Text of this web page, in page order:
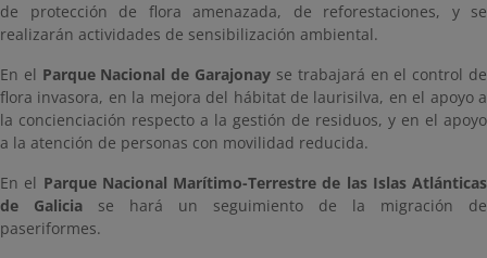
de protección de flora amenazada, de reforestaciones, y se
realizarán actividades de sensibilización ambiental.
En el Parque Nacional de Garajonay se trabajará en el control de
flora invasora, en la mejora del hábitat de laurisilva, en el apoyo a
la concienciación respecto a la gestión de residuos, y en el apoyo
a la atención de personas con movilidad reducida.
En el Parque Nacional Marítimo-Terrestre de las Islas Atlánticas
de Galicia se hará un seguimiento de la migración de
paseriformes.